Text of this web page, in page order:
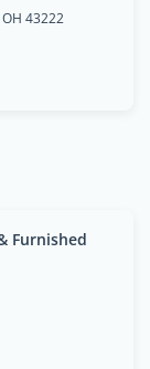
43222
Furnished